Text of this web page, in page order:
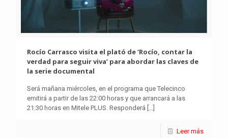
Rocío Carrasco visita el plató de ‘Rocío, contar la
verdad para seguir viva’ para abordar las claves de
la serie documental
Será mañana miércoles, en el programa que Telecinco
emitirá a partir de las 22:00 horas y que arrancará a las
21:30 horas en Mitele PLUS. Responderá […]
Leer más